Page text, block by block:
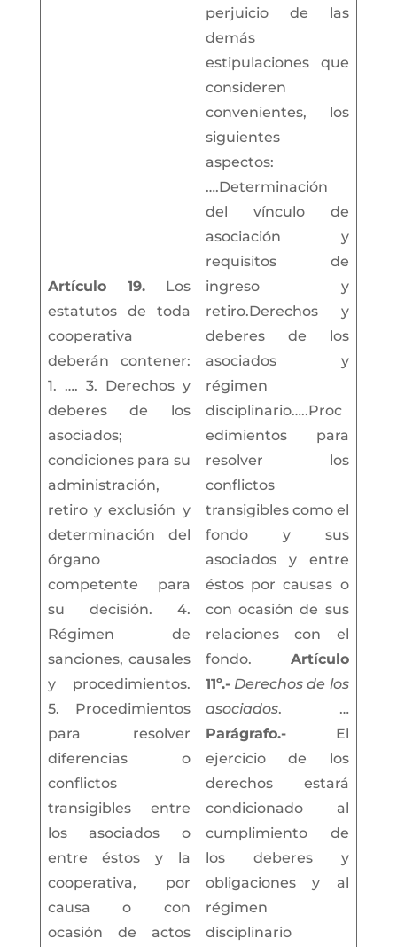
Artículo 19.Los
estatutos de toda
cooperativa
deberán contener:
1. …. 3. Derechos y
deberes de los
asociados;
condiciones para su
administración,
retiro y exclusión y
determinación del
órgano
competente para
su decisión. 4.
Régimen de
sanciones, causales
y procedimientos.
5. Procedimientos
para resolver
diferencias o
conflictos
transigibles entre
los asociados o
entre éstos y la
cooperativa, por
causa o con
ocasión de actos
perjuicio de las
demás
estipulaciones que
consideren
convenientes, los
siguientes
aspectos:
….Determinación
del vínculo de
asociación y
requisitos de
ingreso y
retiro.Derechos y
deberes de los
asociados y
régimen
disciplinario…..Proc
edimientos para
resolver los
conflictos
transigibles como el
fondo y sus
asociados y entre
éstos por causas o
con ocasión de sus
relaciones con el
fondo. Artículo
11º.- Derechos de los
asociados. …
Parágrafo.-El
ejercicio de los
derechos estará
condicionado al
cumplimiento de
los deberes y
obligaciones y al
régimen
disciplinario